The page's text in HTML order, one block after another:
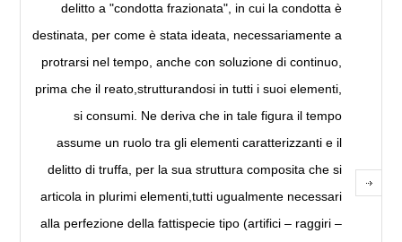
delitto a "condotta frazionata", in cui la condotta è
destinata, per come è stata ideata, necessariamente a
protrarsi nel tempo, anche con soluzione di continuo,
prima che il reato,strutturandosi in tutti i suoi elementi,
si consumi. Ne deriva che in tale figura il tempo
assume un ruolo tra gli elementi caratterizzanti e il
delitto di truffa, per la sua struttura composita che si
articola in plurimi elementi,tutti ugualmente necessari
alla perfezione della fattispecie tipo (artifici – raggiri –